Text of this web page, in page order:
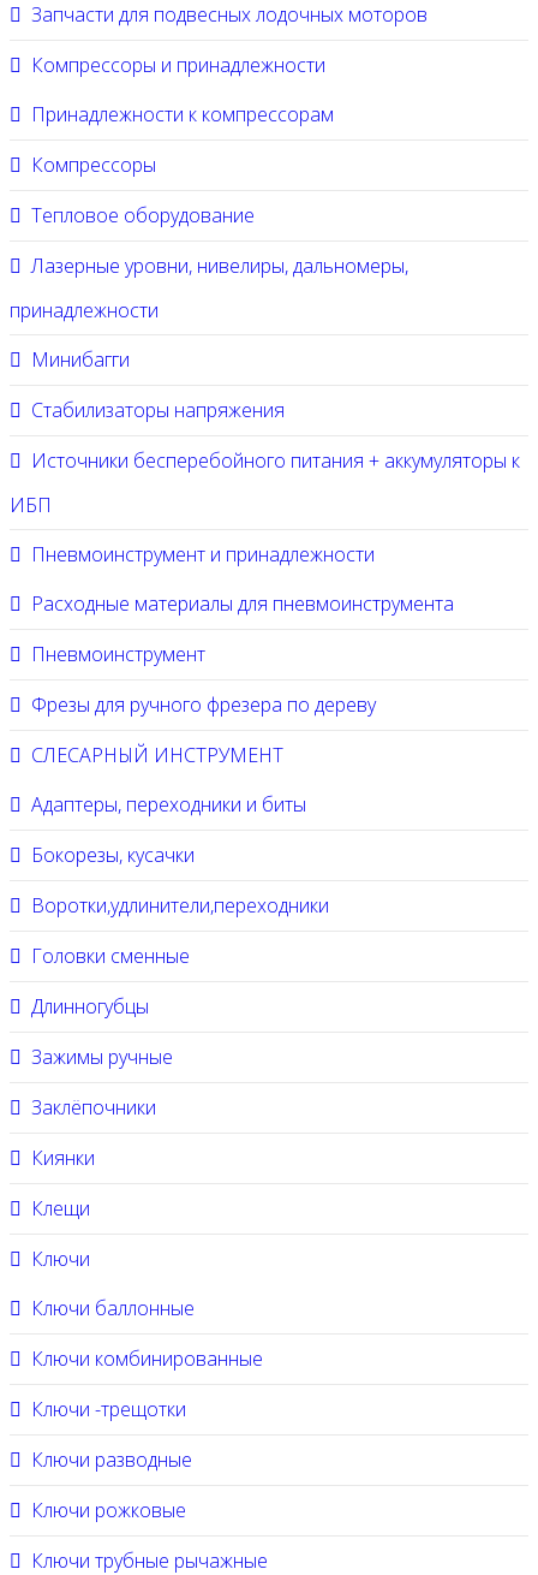
Запчасти для подвесных лодочных моторов
Компрессоры и принадлежности
Принадлежности к компрессорам
Компрессоры
Тепловое оборудование
Лазерные уровни, нивелиры, дальномеры,
принадлежности
Минибагги
Стабилизаторы напряжения
Источники бесперебойного питания + аккумуляторы к
ИБП
Пневмоинструмент и принадлежности
Расходные материалы для пневмоинструмента
Пневмоинструмент
Фрезы для ручного фрезера по дереву
СЛЕСАРНЫЙ ИНСТРУМЕНТ
Адаптеры, переходники и биты
Бокорезы, кусачки
Воротки,удлинители,переходники
Головки сменные
Длинногубцы
Зажимы ручные
Заклёпочники
Киянки
Клещи
Ключи
Ключи баллонные
Ключи комбинированные
Ключи -трещотки
Ключи разводные
Ключи рожковые
Ключи трубные рычажные